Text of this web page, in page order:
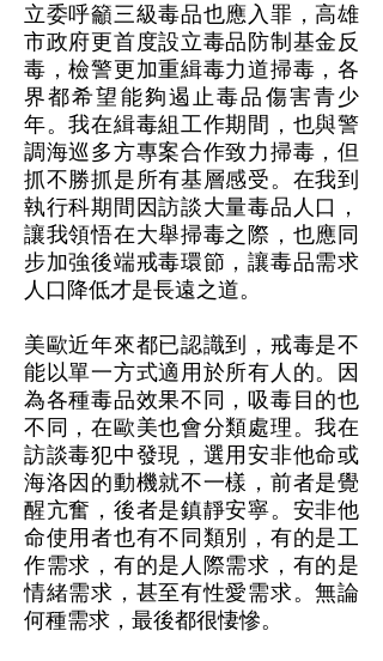
立委呼籲三級毒品也應入罪，高雄
市政府更首度設立毒品防制基金反
毒，檢警更加重緝毒力道掃毒，各
界都希望能夠遏止毒品傷害青少
年。我在緝毒組工作期間，也與警
調海巡多方專案合作致力掃毒，但
抓不勝抓是所有基層感受。在我到
執行科期間因訪談大量毒品人口，
讓我領悟在大舉掃毒之際，也應同
步加強後端戒毒環節，讓毒品需求
人口降低才是長遠之道。
美歐近年來都已認識到，戒毒是不
能以單一方式適用於所有人的。因
為各種毒品效果不同，吸毒目的也
不同，在歐美也會分類處理。我在
訪談毒犯中發現，選用安非他命或
海洛因的動機就不一樣，前者是覺
醒亢奮，後者是鎮靜安寧。安非他
命使用者也有不同類別，有的是工
作需求，有的是人際需求，有的是
情緒需求，甚至有性愛需求。無論
何種需求，最後都很悽慘。